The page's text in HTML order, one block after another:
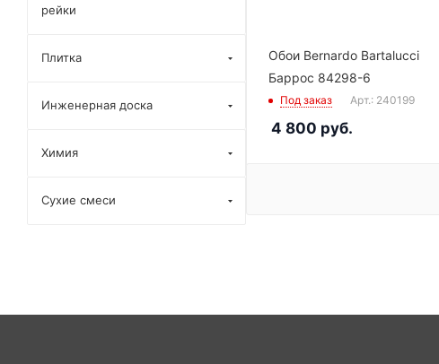
Обои Bernardo Bartalucci
Баррос 84298-6
Под заказ Арт.: 240199
4 800 руб.
рейки
Плитка
Инженерная доска
Химия
Сухие смеси